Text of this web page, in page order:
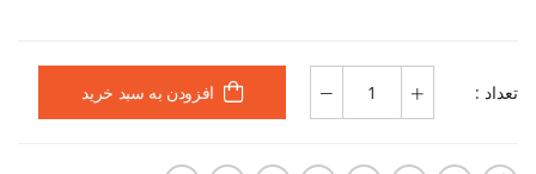
تعداد : افزودن به سبد خرید